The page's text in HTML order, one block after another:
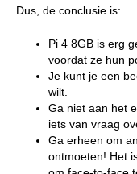
Dus, de conclusie is:
Pi 4 8GB is erg
voordat ze hun
Je kunt je een
wilt.
Ga niet aan het
iets van vraag
Ga erheen om
ontmoeten! Het